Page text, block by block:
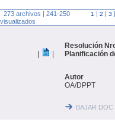
273 archivos | 241-250
visualizados
1 | 2 | 3 |
Resolución
Planificación
Autor
OA/DPPT
BAJAR DOC